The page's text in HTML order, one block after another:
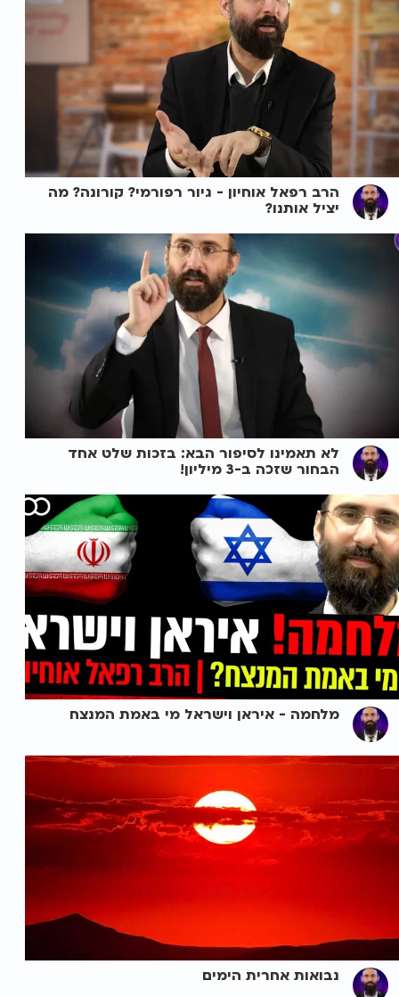
הרב רפאל אוחיון - גיור רפורמי? קורונה? מה
יציל אותנו?
לא תאמינו לסיפור הבא: בזכות שלט אחד
הבחור שזכה ב-3 מיליון!
מלחמה - איראן וישראל מי באמת המנצח
נבואות אחרית הימים